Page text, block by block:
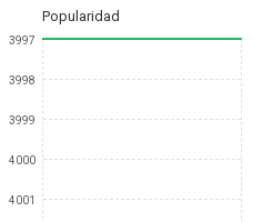
Popularidad
3997
3998
3999
4000
4001